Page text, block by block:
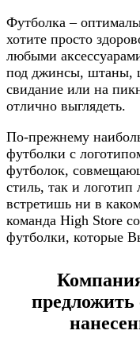
Футболка –
хотите просто
любыми
под джинсы, штаны,
свидание или на
отлично выглядеть.
По-прежнему
футболки с
футболок,
стиль, так и
встретишь ни в
команда High Store
футболки, которые
предложить